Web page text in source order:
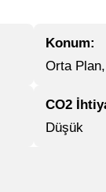
Konum:
Orta
CO2
Düşük